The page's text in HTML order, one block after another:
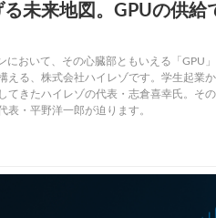
未来地図。GPUの供
において、その心臓部ともいえる「GPU
える、株式会社ハイレゾです。学生起業
てきたハイレゾの代表・志倉喜幸氏。そ
表・平野洋一郎が迫ります。